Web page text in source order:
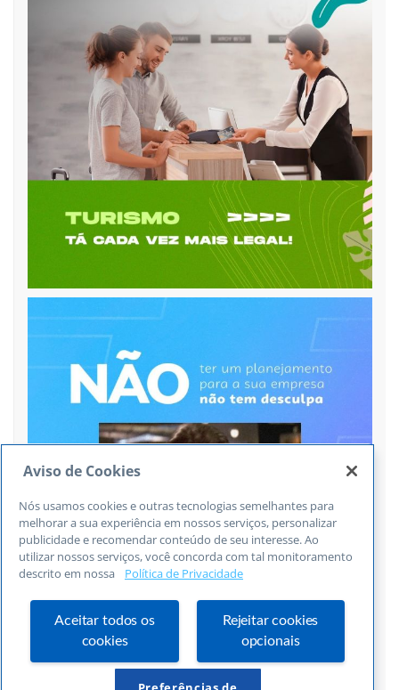
Siga no Instagram
Aviso de Cookies
Nós usamos cookies e outras tecnologias semelhantes para
melhorar a sua experiência em nossos serviços, personalizar
publicidade e recomendar conteúdo de seu interesse. Ao
utilizar nossos serviços, você concorda com tal monitoramento
descrito em nossa
Política de Privacidade
Aceitar todos os
cookies
Rejeitar cookies
opcionais